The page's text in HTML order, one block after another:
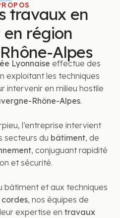
travaux en
région
Alpes
Lyonnaise effectue des
exploitant les techniques
intervenir en milieu hostile
Rhône-Alpes.
l’entreprise intervient
secteurs du bâtiment, de
, conjuguant rapidité
et sécurité.
bâtiment et aux techniques
cordes, nos équipes de
expertise en travaux